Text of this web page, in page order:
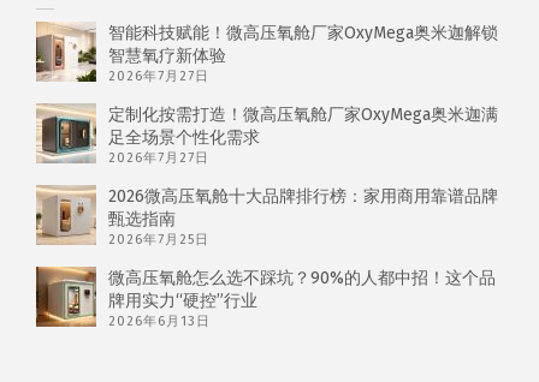
智能科技赋能！微高压氧舱厂家OxyMega奥米迦解锁
智慧氧疗新体验
2026年7月27日
定制化按需打造！微高压氧舱厂家OxyMega奥米迦满
足全场景个性化需求
2026年7月27日
2026微高压氧舱十大品牌排行榜：家用商用靠谱品牌
甄选指南
2026年7月25日
微高压氧舱怎么选不踩坑？90%的人都中招！这个品
牌用实力“硬控”行业
2026年6月13日